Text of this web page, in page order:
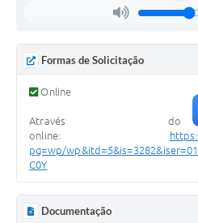
Consulta Pública Eletrônica Lei de
LDO - 2025
Credenciamento Feirantes
Concursos
Notícias
Nota Fiscal Eletrônica
Defesa Civil
Formas de Solicitação
Online
Através do
online:
pg=wp/
C0Y
Documentação